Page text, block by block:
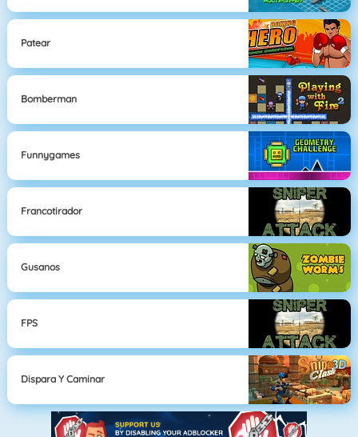
Patear
Bomberman
Funnygames
Francotirador
Gusanos
FPS
Dispara Y Caminar